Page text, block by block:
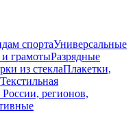
спортаУниверсальные
грамотыРазрядные
из стеклаПлакетки,
Текстильная
регионов,